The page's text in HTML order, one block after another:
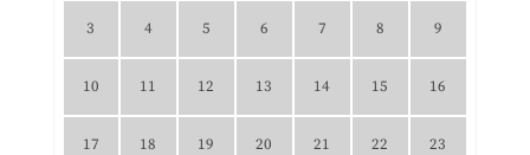
3 4 5 6 7 8 9
10 11 12 13 14 15 16
17 18 19 20 21 22 23